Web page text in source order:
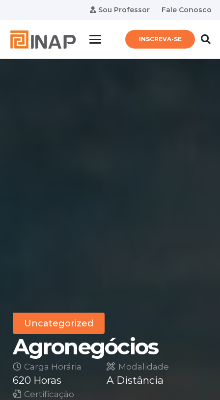
Sou Professor Fale Conosco
INSCREVA-SE
Uncategorized
Agronegócios
Carga Horária
620 Horas
Modalidade
A Distância
Certificação